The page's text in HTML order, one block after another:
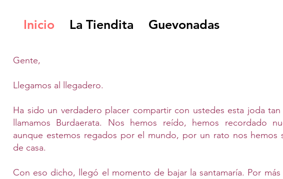
Inicio La Tiendita Guevonadas
Gente,
Llegamos al llegadero.
Ha sido un verdadero placer compartir con ustedes esta joda tan
llamamos Burdaerata. Nos hemos reído, hemos recordado
aunque estemos regados por el mundo, por un rato nos hemos
de casa.
Con eso dicho, llegó el momento de bajar la santamaría. Por